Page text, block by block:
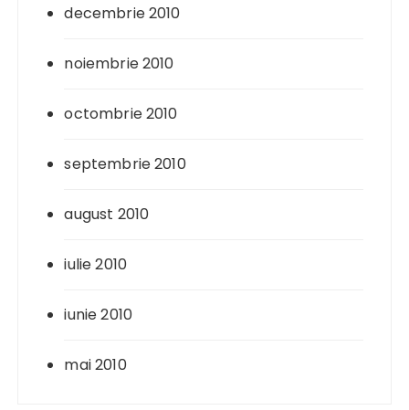
decembrie 2010
noiembrie 2010
octombrie 2010
septembrie 2010
august 2010
iulie 2010
iunie 2010
mai 2010